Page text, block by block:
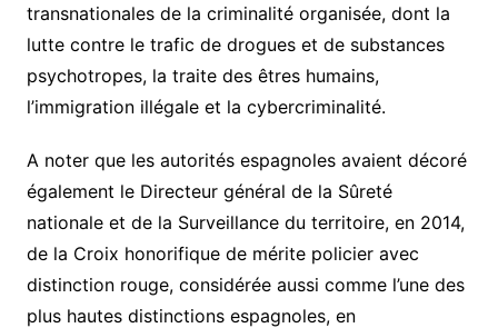
transnationales de la criminalité organisée, dont la
lutte contre le trafic de drogues et de substances
psychotropes, la traite des êtres humains,
l’immigration illégale et la cybercriminalité.
A noter que les autorités espagnoles avaient décoré
également le Directeur général de la Sûreté
nationale et de la Surveillance du territoire, en 2014,
de la Croix honorifique de mérite policier avec
distinction rouge, considérée aussi comme l’une des
plus hautes distinctions espagnoles, en